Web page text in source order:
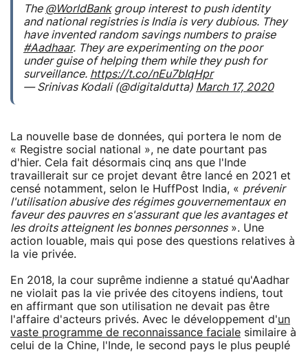
The @WorldBankgroup interest to push identity
and national registries is India is very dubious. They
have invented random savings numbers to praise
#Aadhaar. They are experimenting on the poor
under guise of helping them while they push for
surveillance. https://t.co/nEu7bIqHpr
— Srinivas Kodali (@digitaldutta) March 17, 2020
La nouvelle base de données, qui portera le nom de
« Registre social national », ne date pourtant pas
d'hier. Cela fait désormais cinq ans que l'Inde
travaillerait sur ce projet devant être lancé en 2021 et
censé notamment, selon le HuffPost India, « prévenir
l'utilisation abusive des régimes gouvernementaux en
faveur des pauvres en s'assurant que les avantages et
les droits atteignent les bonnes personnes». Une
action louable, mais qui pose des questions relatives à
la vie privée.
En 2018, la cour suprême indienne a statué qu'Aadhar
ne violait pas la vie privée des citoyens indiens, tout
en affirmant que son utilisation ne devait pas être
l'affaire d'acteurs privés. Avec le développement d'un
vaste programme de reconnaissance faciale similaire à
celui de la Chine, l'Inde, le second pays le plus peuplé